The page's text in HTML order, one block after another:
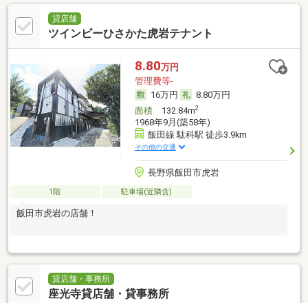
貸店舗
ツインビーひさかた虎岩テナント
8.80万円
管理費等-
16万円
8.80万円
面積132.84m2
1968年9月(築58年)
飯田線 駄科駅 徒歩3.9km
その他の交通
長野県飯田市虎岩
1階 駐車場(近隣含)
飯田市虎岩の店舗！
貸店舗・事務所
座光寺貸店舗・貸事務所